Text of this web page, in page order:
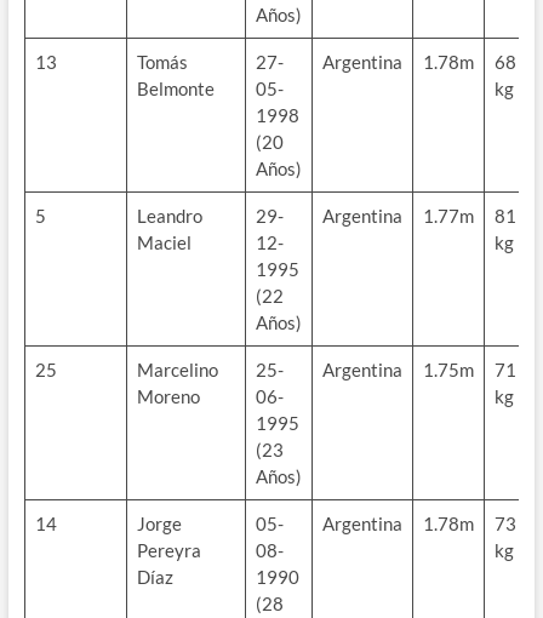
Años)
13
Tomás
Belmonte
27-
05-
1998
(20
Años)
Argentina 1.78m
68
kg
5
Leandro
Maciel
29-
12-
1995
(22
Años)
Argentina 1.77m
81
kg
25
Marcelino
Moreno
25-
06-
1995
(23
Años)
Argentina 1.75m
71
kg
14
Jorge
Pereyra
Díaz
05-
08-
1990
(28
Argentina 1.78m
73
kg